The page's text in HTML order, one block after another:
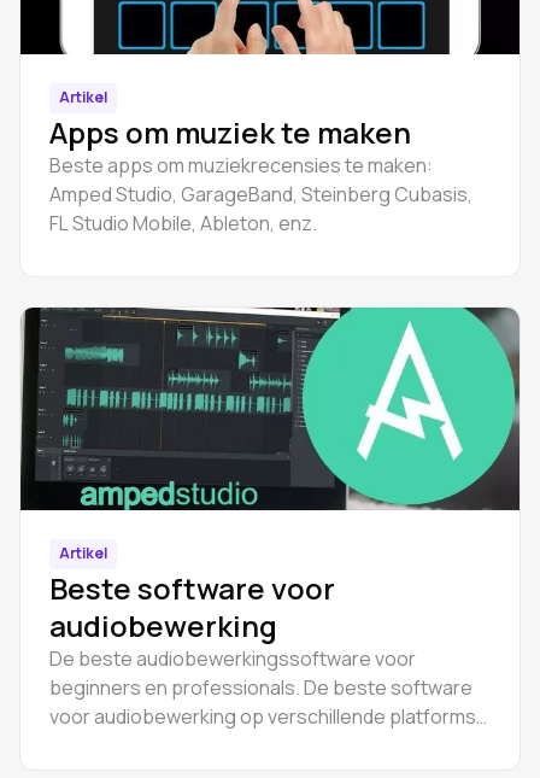
Artikel
Apps om muziek te maken
Beste apps om muziekrecensies te maken:
Amped Studio, GarageBand, Steinberg Cubasis,
FL Studio Mobile, Ableton, enz.
Artikel
Beste software voor
audiobewerking
De beste audiobewerkingssoftware voor
beginners en professionals. De beste software
voor audiobewerking op verschillende platforms: